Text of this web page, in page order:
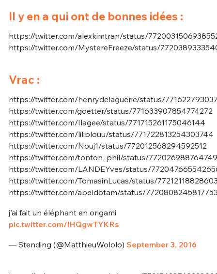
Il y en a qui ont de bonnes idées :
https://twitter.com/alexkimtran/status/
https://twitter.com/MystereFreeze/status/
Vrac :
https://twitter.com/henrydelaguerie/status/
https://twitter.com/goetter/status/771633907854774272
https://twitter.com/Ilagee/status/771715261175046144
https://twitter.com/liliblouu/status/771722813254303744
https://twitter.com/Nouj1/status/772012568294592512
https://twitter.com/tonton_phil/status/
https://twitter.com/LANDEYves/status/
https://twitter.com/TomasinLucas/status/
https://twitter.com/abeldotam/status/
j'ai fait un éléphant en origami
pic.twitter.com/lHQgwTYKRs
— Stending (@MatthieuWololo) September 3, 2016